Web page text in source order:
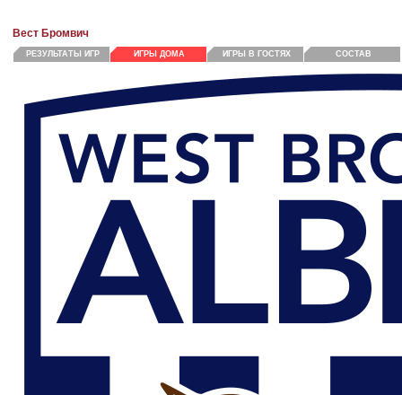
Вест Бромвич
РЕЗУЛЬТАТЫ ИГР ИГРЫ ДОМА ИГРЫ В ГОСТЯХ СОСТАВ